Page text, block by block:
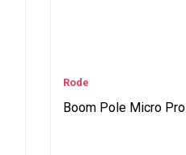
Rode
Boom Pole Micro Pro